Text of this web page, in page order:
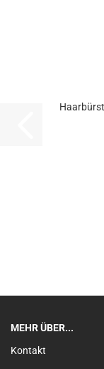
MEHR ÜBER...
Kontakt